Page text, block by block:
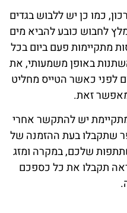
כמו כן יש ללבוש בגדים
לחבוש כובע להביא מים
מתקיימות פעם ביום בכל
באופן משמעותי, את
לפני כאשר הטייס מחליט
זאת.
יש להתקשר אחרי
שתקבלו בעת ההזמנה של
שלכם, במקרה ומזג
תקבלו את כל כספכם